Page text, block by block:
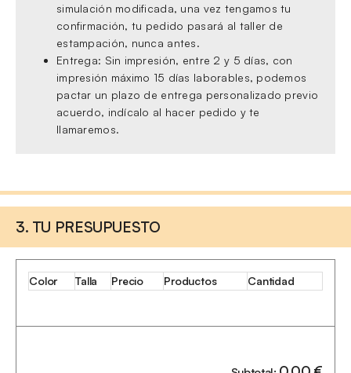
simulación modificada, una vez tengamos tu
confirmación, tu pedido pasará al taller de
estampación, nunca antes.
Entrega: Sin impresión, entre 2 y 5 días, con
impresión máximo 15 días laborables, podemos
pactar un plazo de entrega personalizado previo
acuerdo, indícalo al hacer pedido y te
llamaremos.
3. TU PRESUPUESTO
Color Talla Precio Productos Cantidad